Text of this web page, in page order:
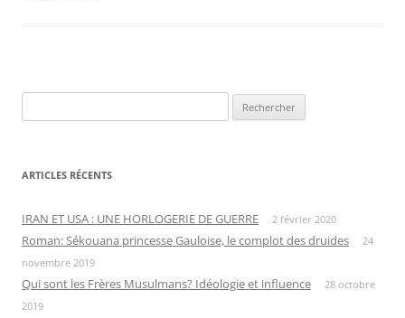
ARTICLES RÉCENTS
IRAN ET USA : UNE HORLOGERIE DE GUERRE 2 février 2020
Roman: Sékouana princesse Gauloise, le complot des druides
24
novembre 2019
Qui sont les Frères Musulmans? Idéologie et influence
28 octobre
2019